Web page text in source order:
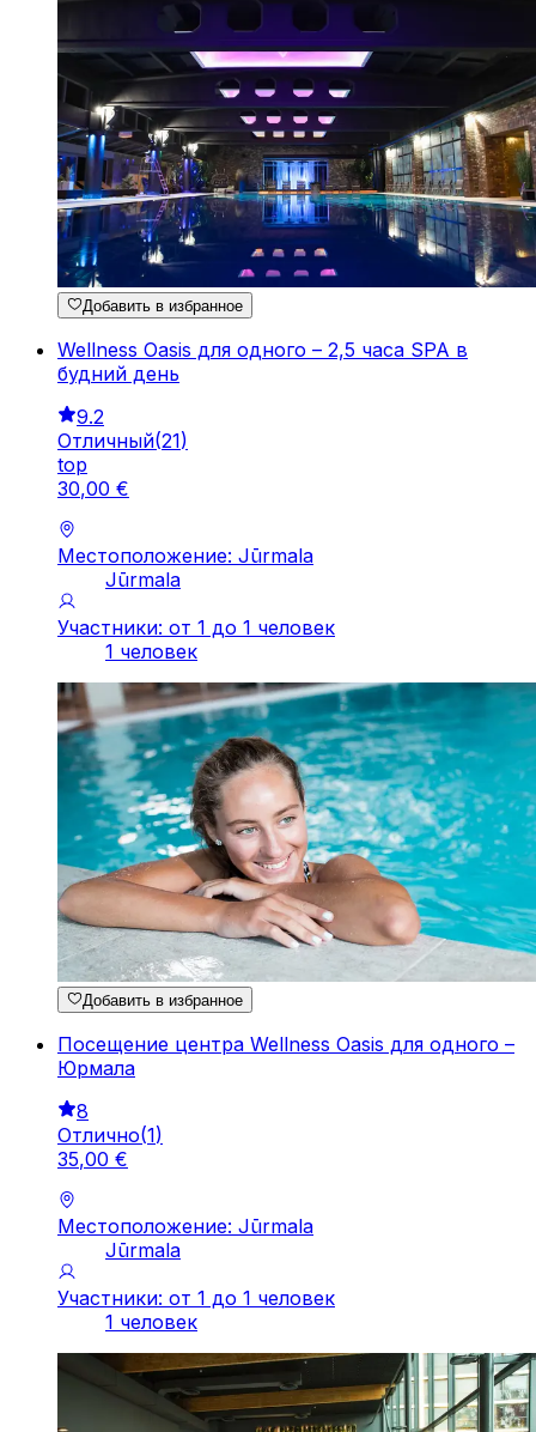
Добавить в избранное
Wellness Oasis для одного – 2,5 часа SPA в
будний день
9.2
Отличный(21)
top
30,00 €
Местоположение: Jūrmala
Jūrmala
Участники: от 1 до 1 человек
1 человек
Добавить в избранное
Посещение центра Wellness Oasis для одного –
Юрмала
8
Отлично(1)
35,00 €
Местоположение: Jūrmala
Jūrmala
Участники: от 1 до 1 человек
1 человек